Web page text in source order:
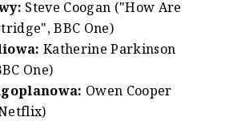
Steve Coogan ("How Are
BBC One)
Katherine Parkinson
One)
Owen Cooper